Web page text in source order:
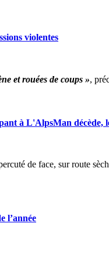
violentes
et rouées de coups »,
à L'AlpsMan décède,
de face, sur route
l’année